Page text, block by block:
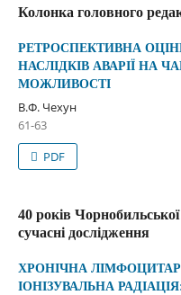
Колонка головного
РЕТРОСПЕКТИВНА
НАСЛІДКІВ АВАРІЇ НА
МОЖЛИВОСТІ
В.Ф. Чехун
61-63
PDF
40 років
сучасні дослідження
ХРОНІЧНА
ІОНІЗУВАЛЬНА